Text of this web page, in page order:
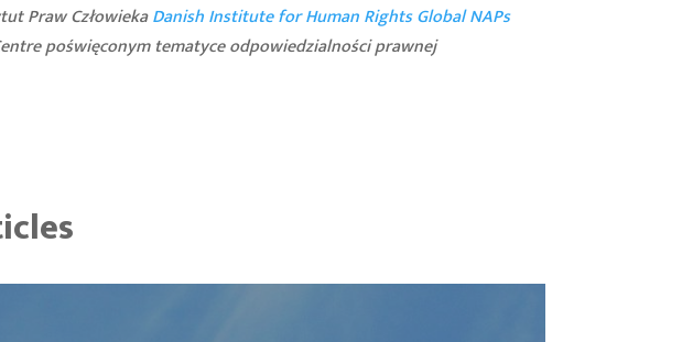
Praw CzłowiekaDanish Institute for Human Rights Global NAPs
poświęconym tematyce odpowiedzialności prawnej